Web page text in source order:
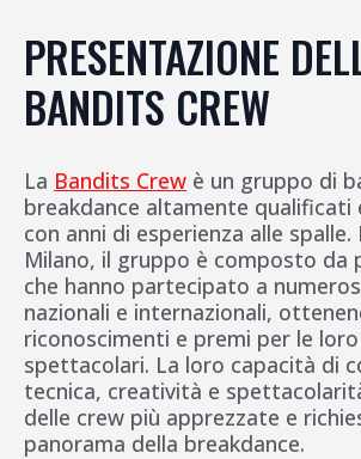
PRESENTAZIONE
BANDITS CREW
La Bandits Crew è un gruppo di
breakdance altamente qualificati
con anni di esperienza alle
Milano, il gruppo è composto da
che hanno partecipato a
nazionali e internazionali,
riconoscimenti e premi per le
spettacolari. La loro capacità di
tecnica, creatività e
delle crew più apprezzate e
panorama della breakdance.